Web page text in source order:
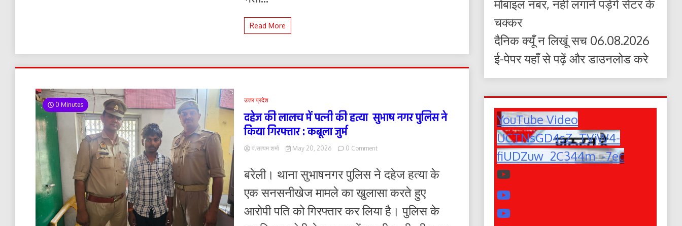
Read More
0 Minutes
उत्तर प्रदेश
दहेज की लालच में पत्नी की हत्या सुभाष नगर पुलिस ने
किया गिरफ्तार : कबूला जुर्म
पं.सत्यम शर्मा May 20, 2026 0 Commenton
की
लालच
पत्नी
हत्या
बरेली। थाना सुभाषनगर पुलिस ने दहेज हत्या के
एक सनसनीखेज मामले का खुलासा करते हुए
आरोपी पति को गिरफ्तार कर लिया है। पुलिस के
मोबाइल नंबर, नहीं लगाने पड़ेंगे सेंटर के
चक्कर
दैनिक क्यूँ न लिखूं सच 06.08.2026
ई-पेपर यहाँ से पढ़ें और डाउनलोड करे
YouTube Video
UCTNsGD4sZ_TVjW4-
fiUDZuw_2C344m_-7ec